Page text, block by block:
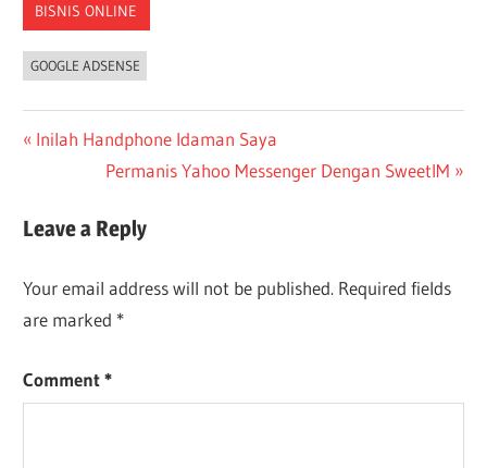
BISNIS ONLINE
GOOGLE ADSENSE
Post
navigation
Previous
Inilah Handphone Idaman Saya
Next
Permanis Yahoo Messenger Dengan SweetIM
Leave a Reply
Your email address will not be published. Required fields
are marked *
Comment*